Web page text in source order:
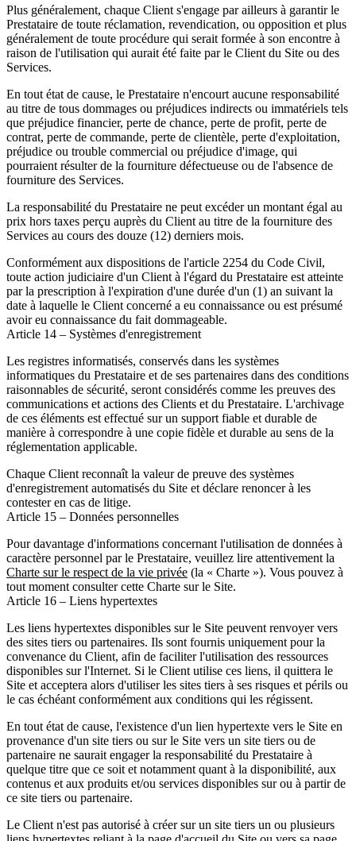
Plus généralement, chaque Client s'engage par ailleurs à garantir le
Prestataire de toute réclamation, revendication, ou opposition et plus
généralement de toute procédure qui serait formée à son encontre à
raison de l'utilisation qui aurait été faite par le Client du Site ou des
Services.
En tout état de cause, le Prestataire n'encourt aucune responsabilité
au titre de tous dommages ou préjudices indirects ou immatériels tels
que préjudice financier, perte de chance, perte de profit, perte de
contrat, perte de commande, perte de clientèle, perte d'exploitation,
préjudice ou trouble commercial ou préjudice d'image, qui
pourraient résulter de la fourniture défectueuse ou de l'absence de
fourniture des Services.
La responsabilité du Prestataire ne peut excéder un montant égal au
prix hors taxes perçu auprès du Client au titre de la fourniture des
Services au cours des douze (12) derniers mois.
Conformément aux dispositions de l'article 2254 du Code Civil,
toute action judiciaire d'un Client à l'égard du Prestataire est atteinte
par la prescription à l'expiration d'une durée d'un (1) an suivant la
date à laquelle le Client concerné a eu connaissance ou est présumé
avoir eu connaissance du fait dommageable.
Article 14 – Systèmes d'enregistrement
Les registres informatisés, conservés dans les systèmes
informatiques du Prestataire et de ses partenaires dans des conditions
raisonnables de sécurité, seront considérés comme les preuves des
communications et actions des Clients et du Prestataire. L'archivage
de ces éléments est effectué sur un support fiable et durable de
manière à correspondre à une copie fidèle et durable au sens de la
réglementation applicable.
Chaque Client reconnaît la valeur de preuve des systèmes
d'enregistrement automatisés du Site et déclare renoncer à les
contester en cas de litige.
Article 15 – Données personnelles
Pour davantage d'informations concernant l'utilisation de données à
caractère personnel par le Prestataire, veuillez lire attentivement la
Charte sur le respect de la vie privée (la « Charte »). Vous pouvez à
tout moment consulter cette Charte sur le Site.
Article 16 – Liens hypertextes
Les liens hypertextes disponibles sur le Site peuvent renvoyer vers
des sites tiers ou partenaires. Ils sont fournis uniquement pour la
convenance du Client, afin de faciliter l'utilisation des ressources
disponibles sur l'Internet. Si le Client utilise ces liens, il quittera le
Site et acceptera alors d'utiliser les sites tiers à ses risques et périls ou
le cas échéant conformément aux conditions qui les régissent.
En tout état de cause, l'existence d'un lien hypertexte vers le Site en
provenance d'un site tiers ou sur le Site vers un site tiers ou de
partenaire ne saurait engager la responsabilité du Prestataire à
quelque titre que ce soit et notamment quant à la disponibilité, aux
contenus et aux produits et/ou services disponibles sur ou à partir de
ce site tiers ou partenaire.
Le Client n'est pas autorisé à créer sur un site tiers un ou plusieurs